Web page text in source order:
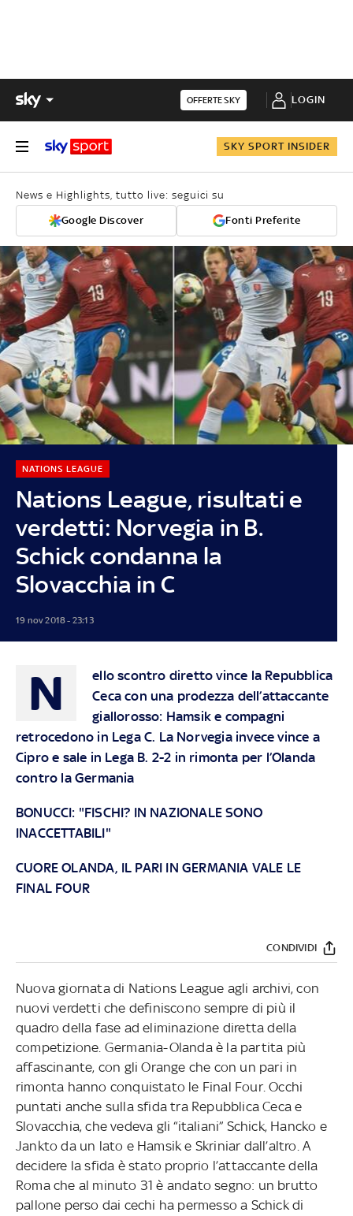
OFFERTE SKY LOGIN
SKY SPORT INSIDER
News e Highlights, tutto live: seguici su
Google Discover Fonti Preferite
Nations League, risultati e
verdetti: Norvegia in B.
Schick condanna la
Slovacchia in C
NATIONS LEAGUE
19 nov 2018 - 23:13
N
ello scontro diretto vince la Repubblica
Ceca con una prodezza dell’attaccante
giallorosso: Hamsik e compagni
retrocedono in Lega C. La Norvegia invece vince a
Cipro e sale in Lega B. 2-2 in rimonta per l’Olanda
contro la Germania
BONUCCI: "FISCHI? IN NAZIONALE SONO
INACCETTABILI"
CUORE OLANDA, IL PARI IN GERMANIA VALE LE
FINAL FOUR
CONDIVIDI
Nuova giornata di Nations League agli archivi, con
nuovi verdetti che definiscono sempre di più il
quadro della fase ad eliminazione diretta della
competizione. Germania-Olanda è la partita più
affascinante, con gli Orange che con un pari in
rimonta hanno conquistato le Final Four. Occhi
puntati anche sulla sfida tra Repubblica Ceca e
Slovacchia, che vedeva gli “italiani” Schick, Hancko e
Jankto da un lato e Hamsik e Skriniar dall’altro. A
decidere la sfida è stato proprio l’attaccante della
Roma che al minuto 31 è andato segno: un brutto
pallone perso dai cechi ha permesso a Schick di